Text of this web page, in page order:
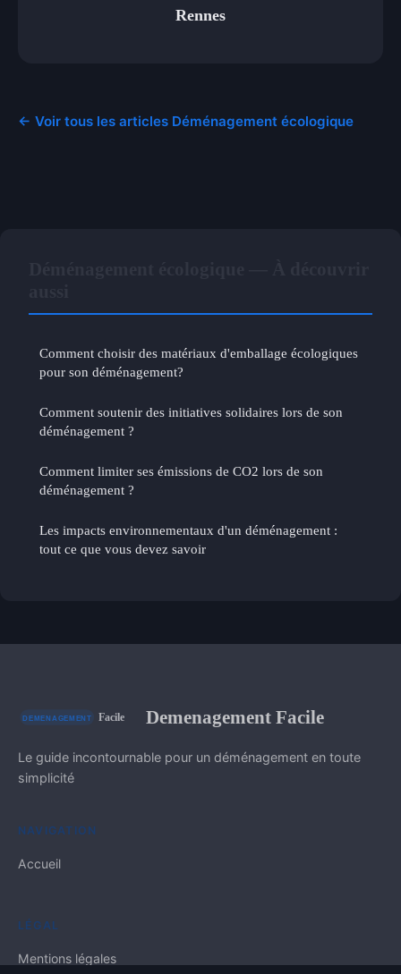
Rennes
← Voir tous les articles Déménagement écologique
Comment choisir des matériaux d'emballage écologiques
pour son déménagement?
Comment soutenir des initiatives solidaires lors de son
déménagement ?
Comment limiter ses émissions de CO2 lors de son
déménagement ?
Les impacts environnementaux d'un déménagement :
tout ce que vous devez savoir
Demenagement Facile
Le guide incontournable pour un déménagement en toute
simplicité
NAVIGATION
Accueil
LÉGAL
Mentions légales